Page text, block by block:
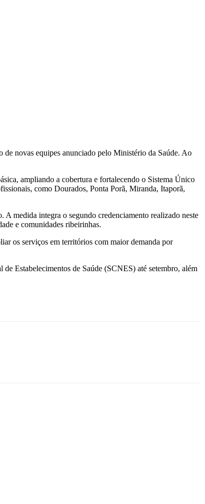
de novas equipes anunciado pelo Ministério da Saúde. Ao
ampliando a cobertura e fortalecendo o Sistema Único
como Dourados, Ponta Porã, Miranda, Itaporã,
medida integra o segundo credenciamento realizado neste
e comunidades ribeirinhas.
os serviços em territórios com maior demanda por
Estabelecimentos de Saúde (SCNES) até setembro, além